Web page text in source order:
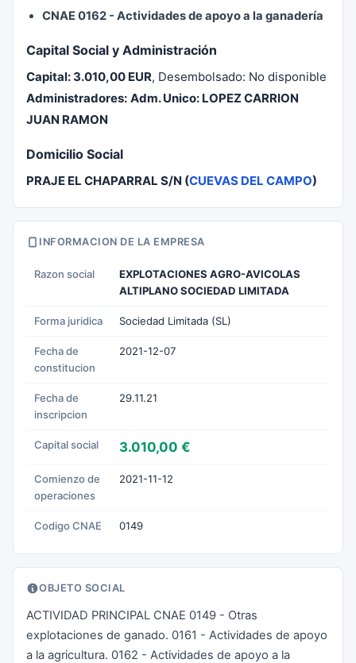
CNAE 0162 - Actividades de apoyo a la ganadería
Capital Social y Administración
Capital: 3.010,00 EUR, Desembolsado: No disponible
Administradores: Adm. Unico: LOPEZ CARRION
JUAN RAMON
Domicilio Social
PRAJE EL CHAPARRAL S/N (CUEVAS DEL CAMPO)
INFORMACION DE LA EMPRESA
Razon social
EXPLOTACIONES AGRO-AVICOLAS
ALTIPLANO SOCIEDAD LIMITADA
Forma juridica Sociedad Limitada (SL)
Fecha de
constitucion
2021-12-07
Fecha de
inscripcion
29.11.21
Capital social 3.010,00 €
Comienzo de
operaciones
2021-11-12
Codigo CNAE 0149
OBJETO SOCIAL
ACTIVIDAD PRINCIPAL CNAE 0149 - Otras
explotaciones de ganado. 0161 - Actividades de apoyo
a la agricultura. 0162 - Actividades de apoyo a la